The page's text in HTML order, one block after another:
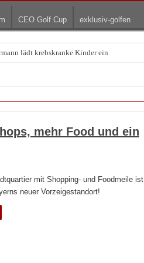
CEO Golf Cup exklusiv-golfen
lädt krebskranke Kinder ein
mehr Food und ein
mit Shopping- und Foodmeile ist
neuer Vorzeigestandort!